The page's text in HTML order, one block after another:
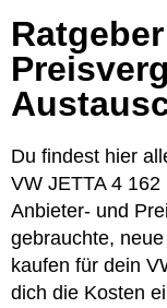
Du findest hier
VW JETTA 4
Anbieter- und
gebrauchte,
kaufen für dein
dich die Kosten